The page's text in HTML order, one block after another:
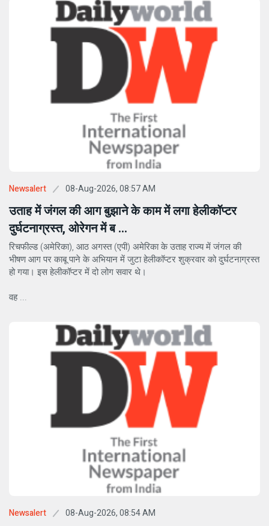
Newsalert 08-Aug-2026, 08:57 AM
उताह में जंगल की आग बुझाने के काम में लगा हेलीकॉप्टर
दुर्घटनाग्रस्त, ओरेगन में ब ...
रिचफील्ड (अमेरिका), आठ अगस्त (एपी) अमेरिका के उताह राज्य में जंगल की
भीषण आग पर काबू पाने के अभियान में जुटा हेलीकॉप्टर शुक्रवार को दुर्घटनाग्रस्त
हो गया। इस हेलीकॉप्टर में दो लोग सवार थे।
वह ...
Newsalert 08-Aug-2026, 08:54 AM